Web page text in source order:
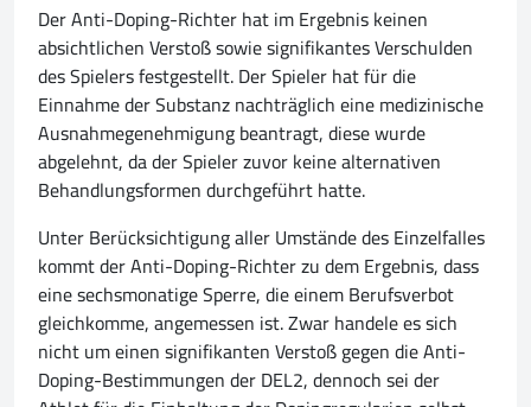
Der Anti-Doping-Richter hat im Ergebnis keinen
absichtlichen Verstoß sowie signifikantes Verschulden
des Spielers festgestellt. Der Spieler hat für die
Einnahme der Substanz nachträglich eine medizinische
Ausnahmegenehmigung beantragt, diese wurde
abgelehnt, da der Spieler zuvor keine alternativen
Behandlungsformen durchgeführt hatte.
Unter Berücksichtigung aller Umstände des Einzelfalles
kommt der Anti-Doping-Richter zu dem Ergebnis, dass
eine sechsmonatige Sperre, die einem Berufsverbot
gleichkomme, angemessen ist. Zwar handele es sich
nicht um einen signifikanten Verstoß gegen die Anti-
Doping-Bestimmungen der DEL2, dennoch sei der